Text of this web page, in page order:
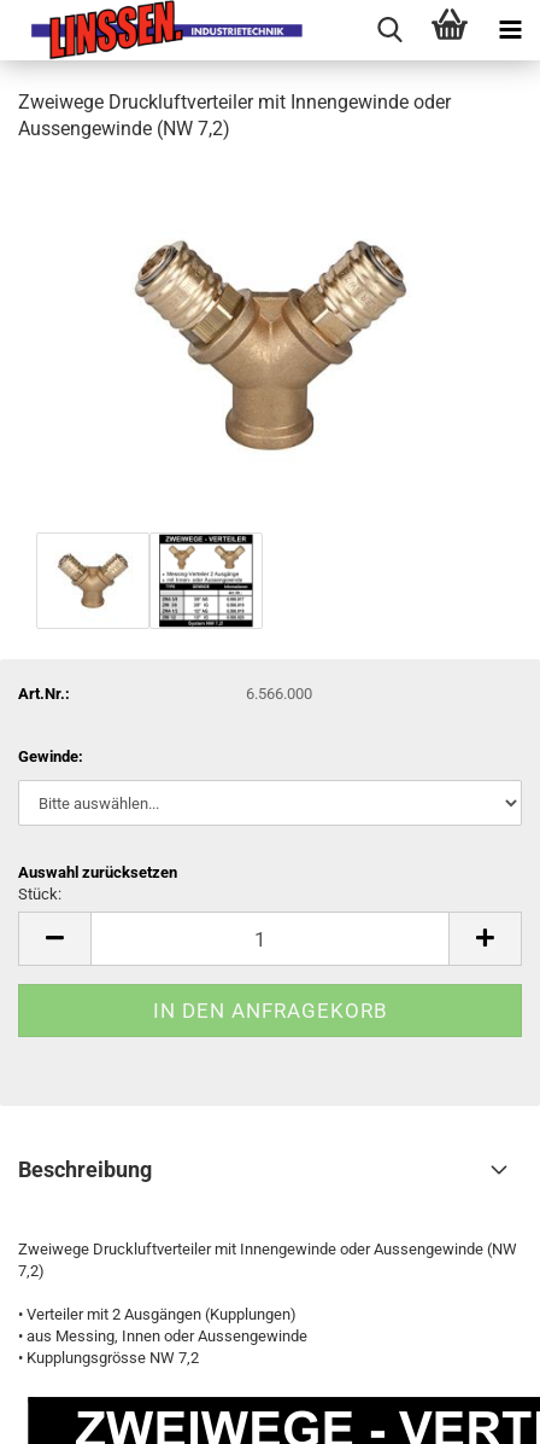
Zweiwege Druckluftverteiler mit Innengewinde oder
Aussengewinde (NW 7,2)
Art.Nr.: 6.566.000
Gewinde:
Auswahl zurücksetzen
Stück:
Beschreibung
Zweiwege Druckluftverteiler mit Innengewinde oder Aussengewinde (NW
7,2)
• Verteiler mit 2 Ausgängen (Kupplungen)
• aus Messing, Innen oder Aussengewinde
• Kupplungsgrösse NW 7,2